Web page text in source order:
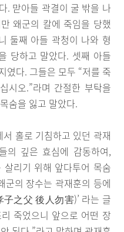
. 맏아들 곽결이 굴 밖을 나
왜군의 칼에 죽임을 당했
둘째 아들 곽청이 나와 형
당하고 말았다. 셋째 아들
였다. 그들은 모두 “저를 죽
시오.”라며 간절한 부탁을
숨을 잃고 말았다.
홀로 기침하고 있던 곽재
의 깊은 효심에 감동하여,
살리기 위해 앞다투어 목숨
군의 장수는 곽재훈의 등에
子之父 後人勿害)’ 라는 글
죽었으니 앞으로 어떤 장